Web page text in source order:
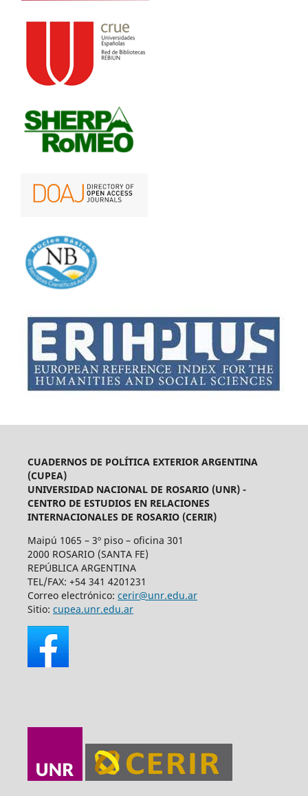
CUADERNOS DE POLÍTICA EXTERIOR ARGENTINA
(CUPEA)
UNIVERSIDAD NACIONAL DE ROSARIO (UNR) -
CENTRO DE ESTUDIOS EN RELACIONES
INTERNACIONALES DE ROSARIO (CERIR)
Maipú 1065 – 3º piso – oficina 301
2000 ROSARIO (SANTA FE)
REPÚBLICA ARGENTINA
TEL/FAX: +54 341 4201231
Correo electrónico: cerir@unr.edu.ar
Sitio: cupea.unr.edu.ar